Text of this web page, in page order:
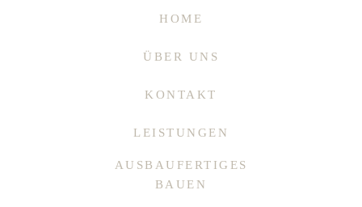
HOME
ÜBER UNS
KONTAKT
LEISTUNGEN
AUSBAUFERTIGES
BAUEN